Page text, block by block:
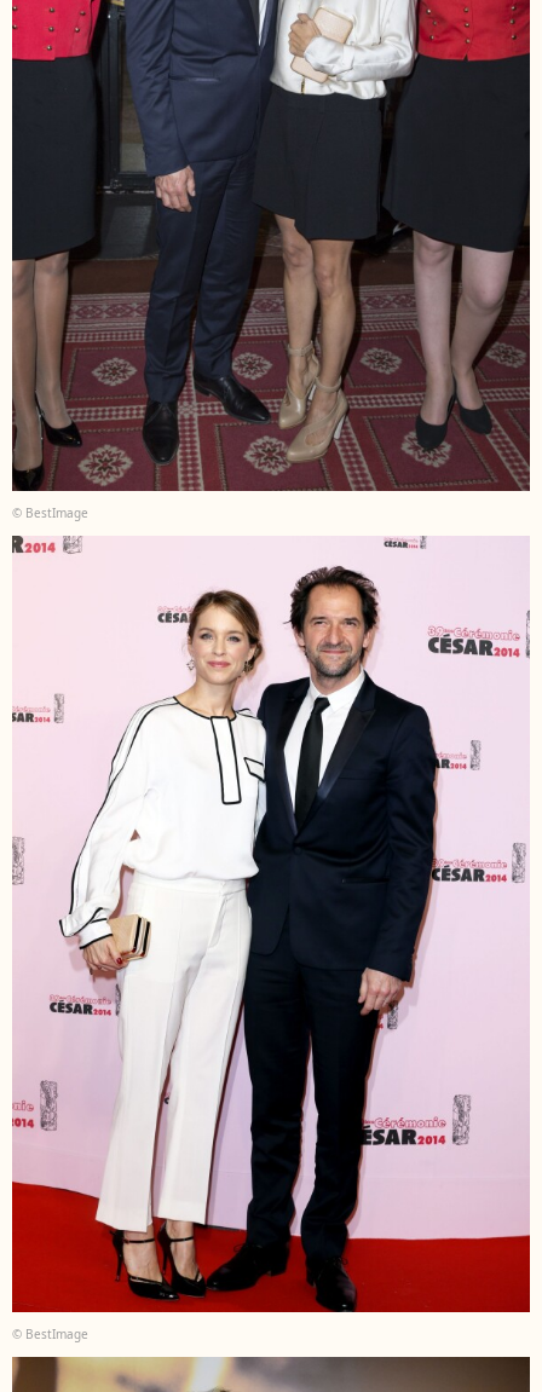
© BestImage
© BestImage